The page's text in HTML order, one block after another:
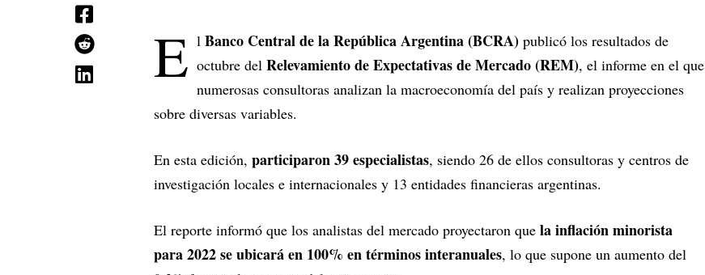
E l Banco Central de la República Argentina (BCRA) publicó los resultados de
octubre del Relevamiento de Expectativas de Mercado (REM), el informe en el que
numerosas consultoras analizan la macroeconomía del país y realizan proyecciones
sobre diversas variables.
En esta edición, participaron 39 especialistas, siendo 26 de ellos consultoras y centros de
investigación locales e internacionales y 13 entidades financieras argentinas.
El reporte informó que los analistas del mercado proyectaron que la inflación minorista
para 2022 se ubicará en 100% en términos interanuales, lo que supone un aumento del